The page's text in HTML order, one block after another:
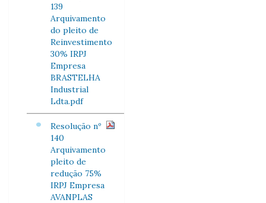
139
Arquivamento
do pleito de
Reinvestimento
30% IRPJ
Empresa
BRASTELHA
Industrial
Ldta.pdf
Resolução nº
140
Arquivamento
pleito de
redução 75%
IRPJ Empresa
AVANPLAS